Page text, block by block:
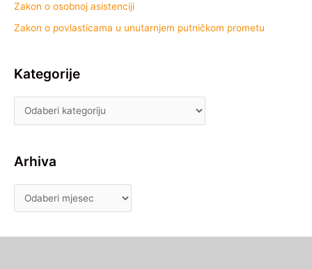
Zakon o osobnoj asistenciji
Zakon o povlasticama u unutarnjem putničkom prometu
Kategorije
Arhiva